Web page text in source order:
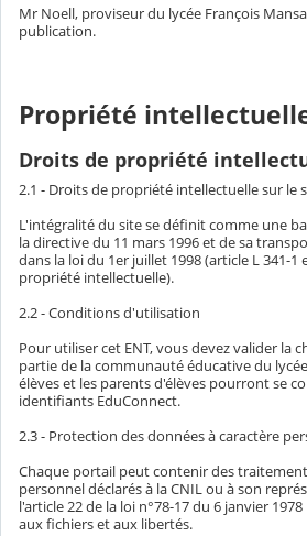
Mr Noell, proviseur du lycée François
publication.
Propriété
Droits de propriété
2.1 - Droits de propriété intellectuelle sur le
L'intégralité du site se définit comme une
la directive du 11 mars 1996 et de sa
dans la loi du 1er juillet 1998 (article L 341-
propriété intellectuelle).
2.2 - Conditions d'utilisation
Pour utiliser cet ENT, vous devez valider la
partie de la communauté éducative du
élèves et les parents d'élèves pourront se
identifiants EduConnect.
2.3 - Protection des données à caractère
Chaque portail peut contenir des
personnel déclarés à la CNIL ou à son
l'article 22 de la loi n°78-17 du 6 janvier
aux fichiers et aux libertés.